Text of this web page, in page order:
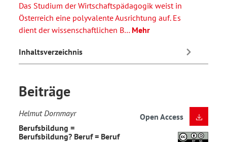
Das Studium der Wirtschaftspädagogik weist in
Österreich eine polyvalente Ausrichtung auf. Es
dient der wissenschaftlichen B… Mehr
Inhaltsverzeichnis
Beiträge
Helmut Dornmayr
Berufsbildung =
Berufsbildung? Beruf = Beruf
Open Access